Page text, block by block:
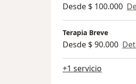
Desde $ 100.000
Terapia Breve
Desde $ 90.000
+1 servicio